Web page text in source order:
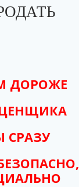
ДОРОЖЕ
СРАЗУ